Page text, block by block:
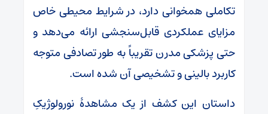
تکاملی همخوانی دارد، در شرایط محیطی خاص
مزایای عملکردی قابل‌سنجشی ارائه می‌دهد و
حتی پزشکی مدرن تقریباً به طور تصادفی متوجه
کاربرد بالینی و تشخیصی آن شده است.
داستان این کشف از یک مشاهدۀ نورولوژیکِ